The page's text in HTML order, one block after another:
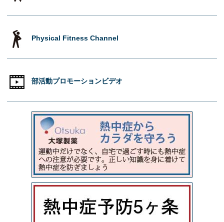
Physical Fitness Channel
部活動プロモーションビデオ